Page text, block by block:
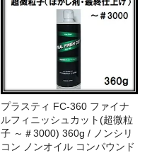
プラスティ FC-360 ファイナ
ルフィニッシュカット(超微粒
子 ～＃3000) 360g / ノンシリ
コン ノンオイル コンパウンド